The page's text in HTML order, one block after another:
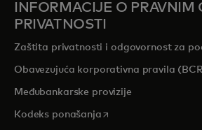
INFORMACIJE O PRAVNIM
PRIVATNOSTI
Zaštita privatnosti i odgovornost za
Obavezujuća korporativna pravila
Međubankarske provizije
Kodeks ponašanjaopens in a new tab